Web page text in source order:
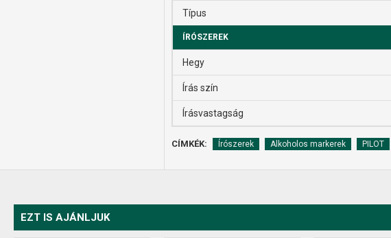
Típus
ÍRÓSZEREK
Hegy
Írás szín
Írásvastagság
CÍMKÉK: Írószerek Alkoholos markerek PILOT
EZT IS AJÁNLJUK